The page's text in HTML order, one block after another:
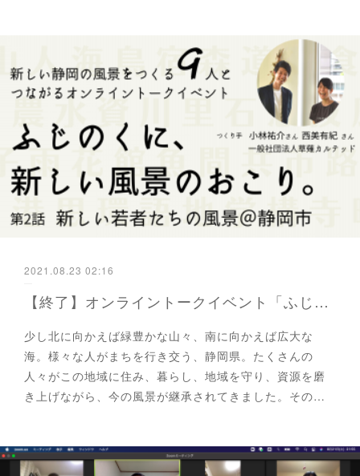
2021.08.23 02:16
【終了】オンライントークイベント「ふじのくに、新しい風景のおこり」新しい若者たちの風景＠静岡市
少し北に向かえば緑豊かな山々、南に向かえば広大な
海。様々な人がまちを行き交う、静岡県。たくさんの
人々がこの地域に住み、暮らし、地域を守り、資源を磨
き上げながら、今の風景が継承されてきました。その…